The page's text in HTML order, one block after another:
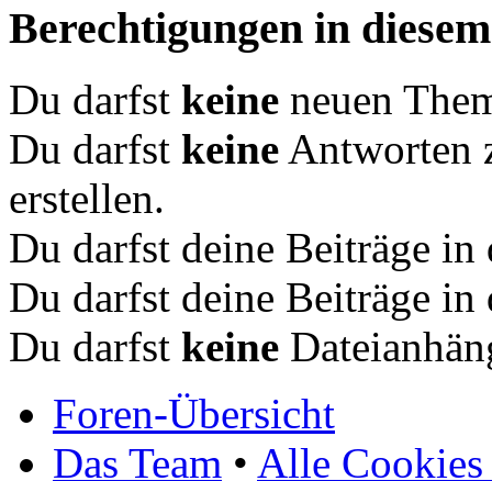
Berechtigungen in
Du darfst keine neuen
Du darfst keine Antworten
erstellen.
Du darfst deine Beiträge
Du darfst deine Beiträge
Du darfst keine
Foren-Übersicht
Das Team • Alle Cookies